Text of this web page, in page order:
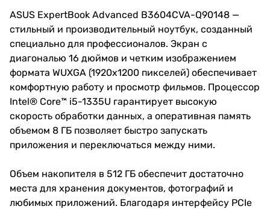
ASUS ExpertBook Advanced B3604CVA-Q90148 —
стильный и производительный ноутбук, созданный
специально для профессионалов. Экран с
диагональю 16 дюймов и четким изображением
формата WUXGA (1920x1200 пикселей) обеспечивает
комфортную работу и просмотр фильмов. Процессор
Intel® Core™ i5-1335U гарантирует высокую
скорость обработки данных, а оперативная память
объемом 8 ГБ позволяет быстро запускать
приложения и переключаться между ними.
Объем накопителя в 512 ГБ обеспечит достаточно
места для хранения документов, фотографий и
любимых приложений. Благодаря интерфейсу PCIe